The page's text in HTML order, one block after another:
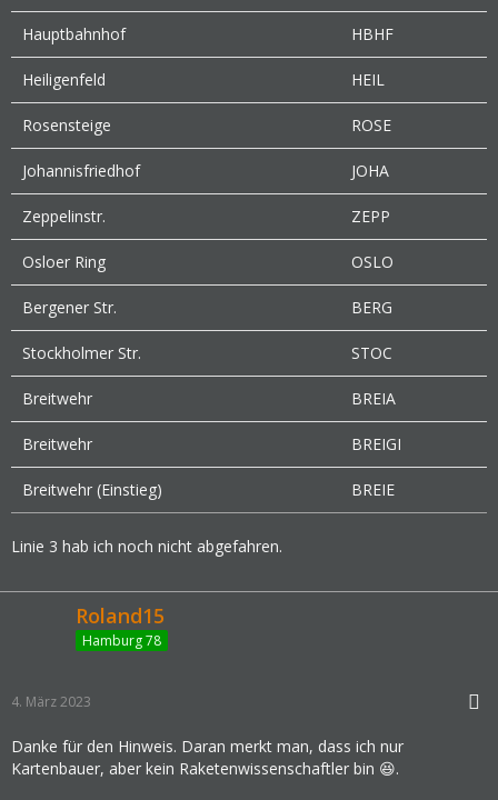
Hauptbahnhof HBHF
Heiligenfeld HEIL
Rosensteige ROSE
Johannisfriedhof JOHA
Zeppelinstr. ZEPP
Osloer Ring OSLO
Bergener Str. BERG
Stockholmer Str. STOC
Breitwehr BREIA
Breitwehr BREIGI
Breitwehr (Einstieg) BREIE
Linie 3 hab ich noch nicht abgefahren.
Roland15
Hamburg 78
4. März 2023
Danke für den Hinweis. Daran merkt man, dass ich nur
Kartenbauer, aber kein Raketenwissenschaftler bin 😆.